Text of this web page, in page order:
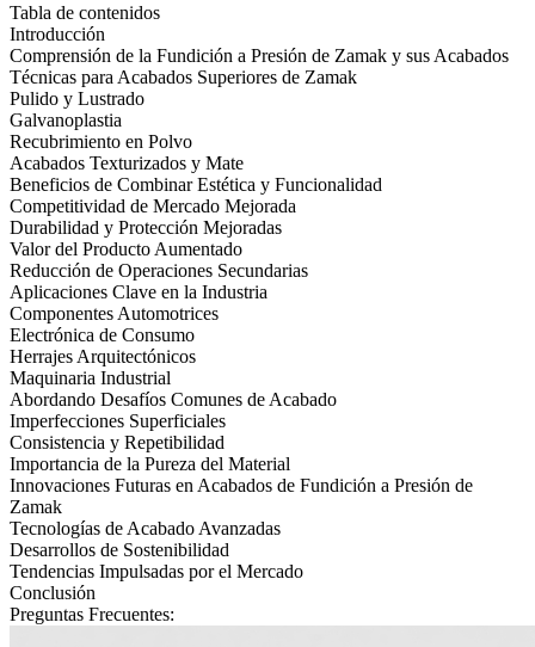
Tabla de contenidos
Introducción
Comprensión de la Fundición a Presión de Zamak y sus Acabados
Técnicas para Acabados Superiores de Zamak
Pulido y Lustrado
Galvanoplastia
Recubrimiento en Polvo
Acabados Texturizados y Mate
Beneficios de Combinar Estética y Funcionalidad
Competitividad de Mercado Mejorada
Durabilidad y Protección Mejoradas
Valor del Producto Aumentado
Reducción de Operaciones Secundarias
Aplicaciones Clave en la Industria
Componentes Automotrices
Electrónica de Consumo
Herrajes Arquitectónicos
Maquinaria Industrial
Abordando Desafíos Comunes de Acabado
Imperfecciones Superficiales
Consistencia y Repetibilidad
Importancia de la Pureza del Material
Innovaciones Futuras en Acabados de Fundición a Presión de
Zamak
Tecnologías de Acabado Avanzadas
Desarrollos de Sostenibilidad
Tendencias Impulsadas por el Mercado
Conclusión
Preguntas Frecuentes: